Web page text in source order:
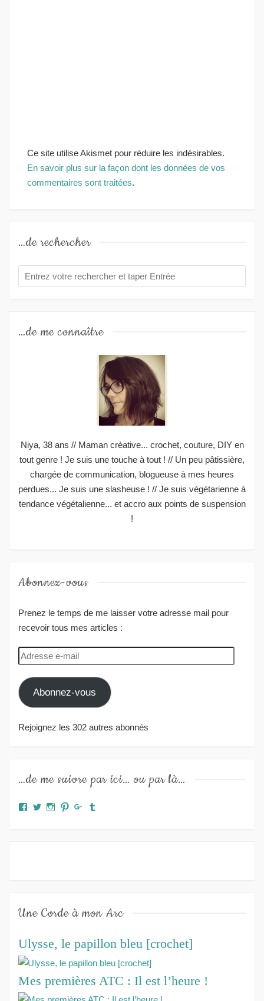
Ce site utilise Akismet pour réduire les indésirables.
En savoir plus sur la façon dont les données de vos
commentaires sont traitées.
…de rechercher
…de me connaître
Niya, 38 ans // Maman créative... crochet, couture, DIY en
tout genre ! Je suis une touche à tout ! // Un peu pâtissière,
chargée de communication, blogueuse à mes heures
perdues... Je suis une slasheuse ! // Je suis végétarienne à
tendance végétalienne... et accro aux points de suspension
!
Abonnez-vous
Prenez le temps de me laisser votre adresse mail pour
recevoir tous mes articles :
Adresse
e-
mail
Abonnez-vous
Rejoignez les 302 autres abonnés
…de me suivre par ici… ou par là…
Facebook
TwitterInstagram
PinterestGoogle+
Une Corde à mon Arc
Ulysse, le papillon bleu [crochet]
Mes premières ATC : Il est l’heure !